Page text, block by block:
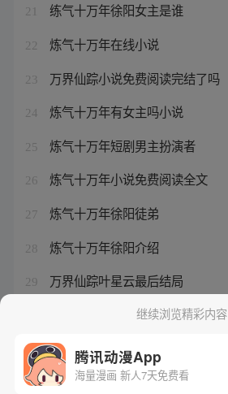
21 练气十万年徐阳女主是谁
22 炼气十万年在线小说
23 万界仙踪小说免费阅读完结了吗
24 炼气十万年有女主吗小说
25 炼气十万年短剧男主扮演者
26 炼气十万年小说免费阅读全文
27 炼气十万年徐阳徒弟
28 炼气十万年徐阳介绍
29 万界仙踪叶星云最后结局
继续浏览精彩内容
腾讯动漫App
海量漫画 新人7天免费看